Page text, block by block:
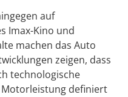
auf
Imax-Kino und
machen das Auto
zeigen, dass
technologische
definiert